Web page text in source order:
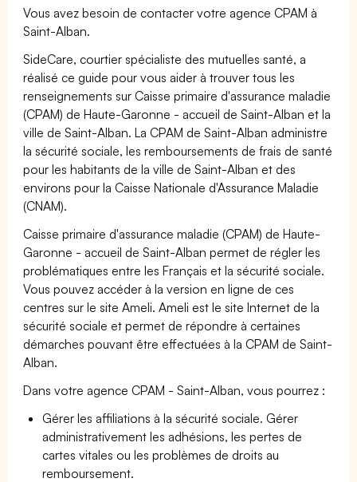
Vous avez besoin de contacter votre agence CPAM à
Saint-Alban.
SideCare, courtier spécialiste des mutuelles santé, a
réalisé ce guide pour vous aider à trouver tous les
renseignements sur Caisse primaire d'assurance maladie
(CPAM) de Haute-Garonne - accueil de Saint-Alban et la
ville de Saint-Alban. La CPAM de Saint-Alban administre
la sécurité sociale, les remboursements de frais de santé
pour les habitants de la ville de Saint-Alban et des
environs pour la Caisse Nationale d'Assurance Maladie
(CNAM).
Caisse primaire d'assurance maladie (CPAM) de Haute-
Garonne - accueil de Saint-Alban permet de régler les
problématiques entre les Français et la sécurité sociale.
Vous pouvez accéder à la version en ligne de ces
centres sur le site Ameli. Ameli est le site Internet de la
sécurité sociale et permet de répondre à certaines
démarches pouvant être effectuées à la CPAM de Saint-
Alban.
Dans votre agence CPAM - Saint-Alban, vous pourrez :
Gérer les affiliations à la sécurité sociale. Gérer
administrativement les adhésions, les pertes de
cartes vitales ou les problèmes de droits au
remboursement.